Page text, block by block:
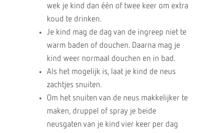
wek je kind dan één of twee keer om extra
koud te drinken.
Je kind mag de dag van de ingreep niet te
warm baden of douchen. Daarna mag je
kind weer normaal douchen en in bad.
Als het mogelijk is, laat je kind de neus
zachtjes snuiten.
Om het snuiten van de neus makkelijker te
maken, druppel of spray je beide
neusgaten van je kind vier keer per dag